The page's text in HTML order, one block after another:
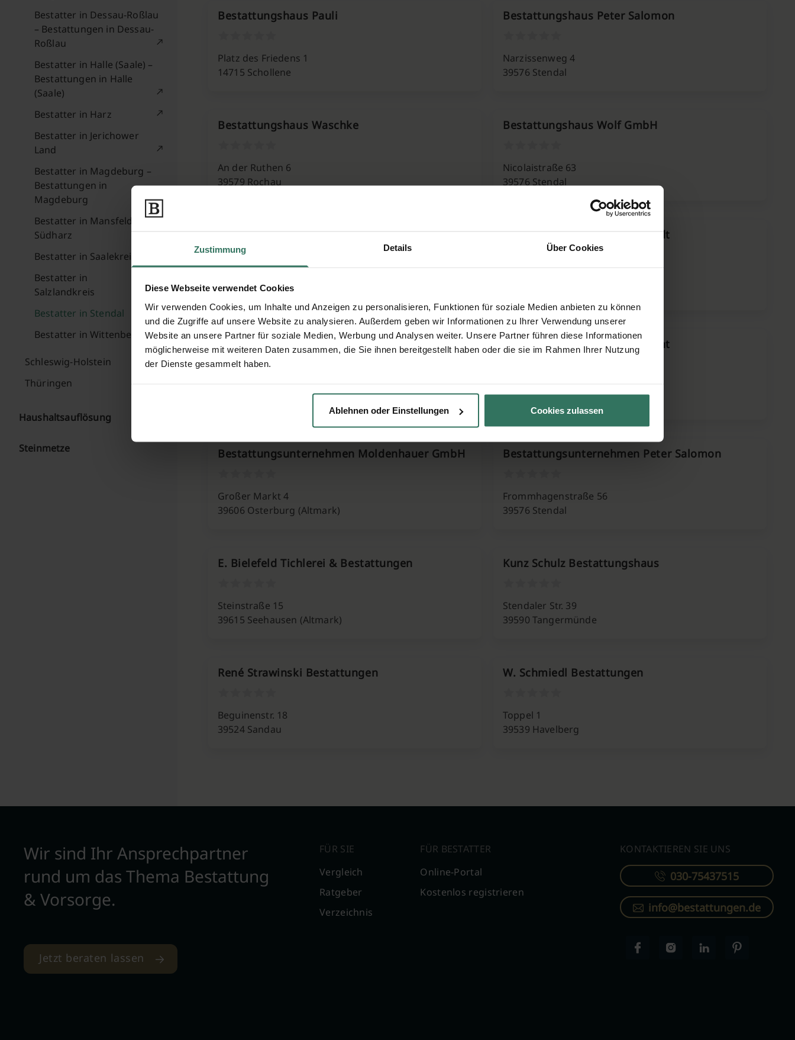
Zustimmung Details Über Cookies
Diese Webseite verwendet Cookies
Wir verwenden Cookies, um Inhalte und Anzeigen zu personalisieren, Funktionen für soziale Medien anbieten zu können
und die Zugriffe auf unsere Website zu analysieren. Außerdem geben wir Informationen zu Ihrer Verwendung unserer
Website an unsere Partner für soziale Medien, Werbung und Analysen weiter. Unsere Partner führen diese Informationen
möglicherweise mit weiteren Daten zusammen, die Sie ihnen bereitgestellt haben oder die sie im Rahmen Ihrer Nutzung
der Dienste gesammelt haben.
Ablehnen oder Einstellungen Cookies zulassen
Bestatter in Dessau-Roßlau
– Bestattungen in Dessau-
Roßlau
Bestatter in Halle (Saale) –
Bestattungen in Halle
(Saale)
Bestatter in Harz
Bestatter in Jerichower
Land
Bestatter in Magdeburg –
Bestattungen in
Magdeburg
Bestatter in Mansfeld-
Südharz
Bestatter in Saalekreis
Bestatter in
Salzlandkreis
Bestatter in Stendal
Bestatter in Wittenberg
Schleswig-Holstein
Thüringen
Haushaltsauflösung
Steinmetze
Bestattungshaus Pauli
Platz des Friedens 1
14715 Schollene
Bestattungshaus Peter Salomon
Narzissenweg 4
39576 Stendal
Bestattungshaus Waschke
An der Ruthen 6
39579 Rochau
Bestattungshaus Wolf GmbH
Nicolaistraße 63
39576 Stendal
39524 Klietz (Neuermark)
Bestattungsinstitut Himmstedt
Bestattungsinstitut Waschke Bestattungsring Tag und Nacht
Bestattungsunternehmen Moldenhauer GmbH
Großer Markt 4
39606 Osterburg (Altmark)
Bestattungsunternehmen Peter Salomon
Frommhagenstraße 56
39576 Stendal
E. Bielefeld Tichlerei & Bestattungen
Steinstraße 15
39615 Seehausen (Altmark)
Kunz Schulz Bestattungshaus
Stendaler Str. 39
39590 Tangermünde
René Strawinski Bestattungen
Beguinenstr. 18
39524 Sandau
W. Schmiedl Bestattungen
Toppel 1
39539 Havelberg
Wir sind Ihr Ansprechpartner
rund um das Thema Bestattung
& Vorsorge.
Jetzt beraten lassen
FÜR SIE
Vergleich
Ratgeber
Verzeichnis
FÜR BESTATTER
Online-Portal
Kostenlos registrieren
KONTAKTIEREN SIE UNS
030-75437515
info@bestattungen.de